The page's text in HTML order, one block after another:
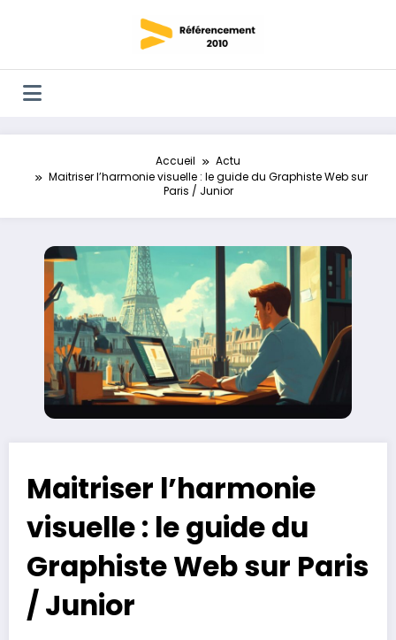
Accueil
Actu
Maitriser l’harmonie visuelle : le guide du Graphiste Web sur
Paris / Junior
Maitriser l’harmonie
visuelle : le guide du
Graphiste Web sur Paris
/ Junior